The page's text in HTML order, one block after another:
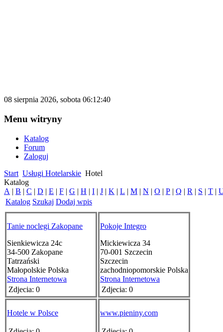
08 sierpnia 2026, sobota 06:12:40
Menu witryny
Katalog
Forum
Zaloguj
Start Usługi Hotelarskie Hotel
Katalog
A | B | C | D | E | F | G | H | I | J | K | L | M | N | O | P | Q | R | S | T |
Katalog Szukaj Dodaj wpis
Tanie noclegi Zakopane
Sienkiewicza 24c
34-500 Zakopane
Tatrzański
Małopolskie Polska
Strona Internetowa
Zdjecia: 0
Pokoje Integro
Mickiewicza 34
70-001 Szczecin
Szczecin
zachodniopomorskie Polska
Strona Internetowa
Zdjecia: 0
Hotele w Polsce www.pieniny.com